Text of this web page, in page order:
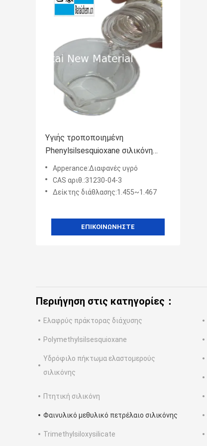
Υγιής τροποποιημένη
Phenylsilsesquioxane σιλικόνη
99,9% αποτελεσματική σύνθεση
Apperance:Διαφανές υγρό
CAS αριθ.:31230-04-3
Δείκτης διάθλασης:1.455~1.467
ΕΠΙΚΟΙΝΩΝΉΣΤΕ
Περιήγηση στις κατηγορίες：
Ελαφρύς πράκτορας διάχυσης
Polymethylsilsesquioxane
Υδρόφιλο πήκτωμα ελαστομερούς
σιλικόνης
Πτητική σιλικόνη
Φαινυλικό μεθυλικό πετρέλαιο σιλικόνης
Trimethylsiloxysilicate